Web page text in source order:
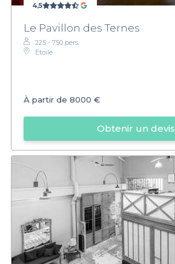
4,5
Le Pavillon des Ternes
225 - 750 pers.
Etoile
À partir de 8000 €
Obtenir un devis